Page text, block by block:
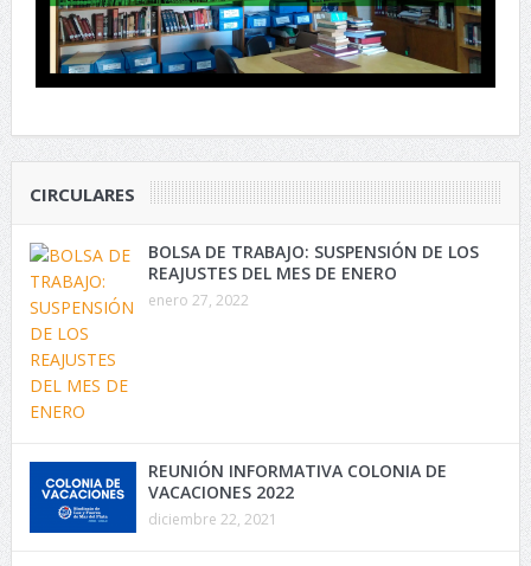
CIRCULARES
BOLSA DE TRABAJO: SUSPENSIÓN DE LOS
REAJUSTES DEL MES DE ENERO
enero 27, 2022
REUNIÓN INFORMATIVA COLONIA DE
VACACIONES 2022
diciembre 22, 2021